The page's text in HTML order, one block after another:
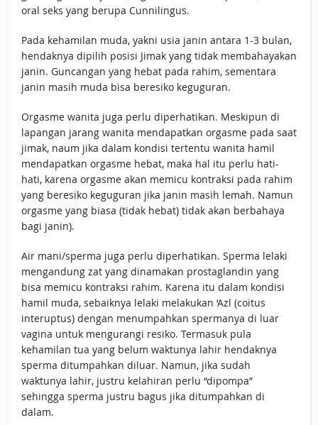
oral seks yang berupa Cunnilingus.
Pada kehamilan muda, yakni usia janin antara 1-3 bulan,
hendaknya dipilih posisi Jimak yang tidak membahayakan
janin. Guncangan yang hebat pada rahim, sementara
janin masih muda bisa beresiko keguguran.
Orgasme wanita juga perlu diperhatikan. Meskipun di
lapangan jarang wanita mendapatkan orgasme pada saat
jimak, naum jika dalam kondisi tertentu wanita hamil
mendapatkan orgasme hebat, maka hal itu perlu hati-
hati, karena orgasme akan memicu kontraksi pada rahim
yang beresiko keguguran jika janin masih lemah. Namun
orgasme yang biasa (tidak hebat) tidak akan berbahaya
bagi janin).
Air mani/sperma juga perlu diperhatikan. Sperma lelaki
mengandung zat yang dinamakan prostaglandin yang
bisa memicu kontraksi rahim. Karena itu dalam kondisi
hamil muda, sebaiknya lelaki melakukan ‘Azl (coitus
interuptus) dengan menumpahkan spermanya di luar
vagina untuk mengurangi resiko. Termasuk pula
kehamilan tua yang belum waktunya lahir hendaknya
sperma ditumpahkan diluar. Namun, jika sudah
waktunya lahir, justru kelahiran perlu “dipompa”
sehingga sperma justru bagus jika ditumpahkan di
dalam.